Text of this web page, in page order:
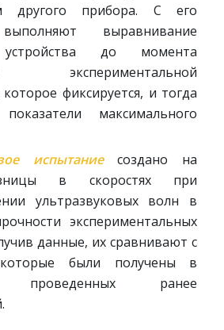
другого прибора. С его
выравнивание
устройства до момента
экспериментальной
фиксируется, и тогда
максимального
испытаниесоздано на
в скоростях при
ультразвуковых волн в
экспериментальных
данные, их сравнивают с
были получены в
проведенных ранее